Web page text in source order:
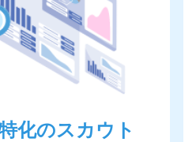
化のスカウト